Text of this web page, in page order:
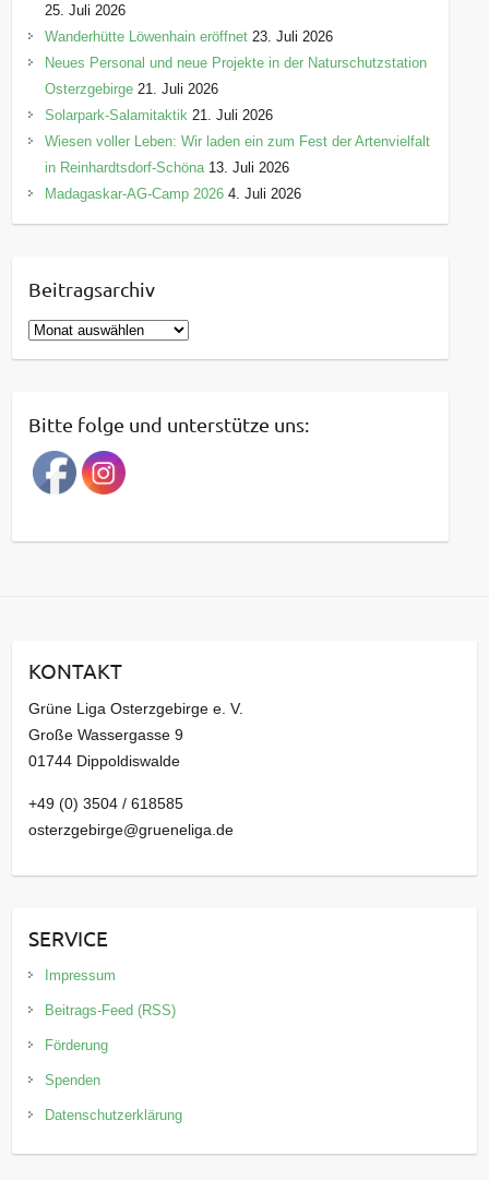
25. Juli 2026
Wanderhütte Löwenhain eröffnet 23. Juli 2026
Neues Personal und neue Projekte in der Naturschutzstation
Osterzgebirge 21. Juli 2026
Solarpark-Salamitaktik 21. Juli 2026
Wiesen voller Leben: Wir laden ein zum Fest der Artenvielfalt
in Reinhardtsdorf-Schöna 13. Juli 2026
Madagaskar-AG-Camp 2026 4. Juli 2026
Beitragsarchiv
B
e
r
a
g
a
v
Bitte folge und unterstütze uns:
KONTAKT
Grüne Liga Osterzgebirge e. V.
Große Wassergasse 9
01744 Dippoldiswalde
+49 (0) 3504 / 618585
osterzgebirge@grueneliga.de
SERVICE
Impressum
Beitrags-Feed (RSS)
Förderung
Spenden
Datenschutzerklärung